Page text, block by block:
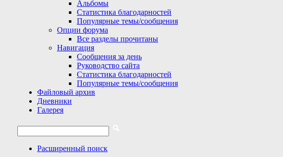
Альбомы
Статистика благодарностей
Популярные темы/сообщения
Опции форума
Все разделы прочитаны
Навигация
Сообщения за день
Руководство сайта
Статистика благодарностей
Популярные темы/сообщения
Файловый архив
Дневники
Галерея
Расширенный поиск